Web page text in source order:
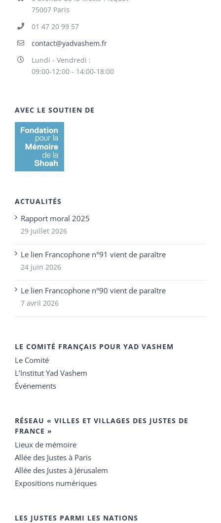
75007 Paris
01 47 20 99 57
contact@yadvashem.fr
Lundi - Vendredi :
09:00-12:00 - 14:00-18:00
AVEC LE SOUTIEN DE
ACTUALITÉS
Rapport moral 2025
29 juillet 2026
Le lien Francophone n°91 vient de paraître
24 juin 2026
Le lien Francophone n°90 vient de paraître
7 avril 2026
LE COMITÉ FRANÇAIS POUR YAD VASHEM
Le Comité
L’Institut Yad Vashem
Événements
RÉSEAU « VILLES ET VILLAGES DES JUSTES DE
FRANCE »
Lieux de mémoire
Allée des Justes à Paris
Allée des Justes à Jérusalem
Expositions numériques
LES JUSTES PARMI LES NATIONS